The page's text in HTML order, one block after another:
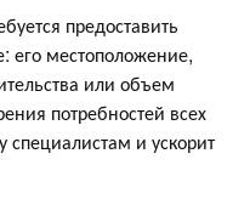
предоставить
местоположение,
или объем
потребностей всех
специалистам и ускорит